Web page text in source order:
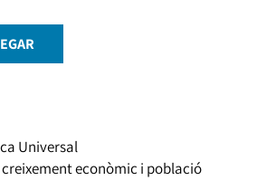
Universal
econòmic i població